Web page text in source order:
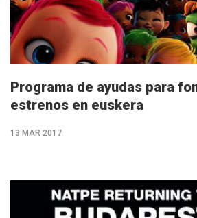
Programa de ayudas para
estrenos en euskera
13 MAR 2017